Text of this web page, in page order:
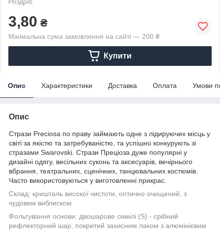
3,80 ₴
Мінімальна сума замовлення на сайті — 200 ₴
Купити
Опис Характеристики Доставка Оплата Умови
Опис
Стрази Preciosa по праву займають одне з лідируючих місць у
світі за якістю та затребуваністю, та успішно конкурують зі
стразами Swarovski. Стрази Преціоза дуже популярні у
дизайні одягу, весільних суконь та аксесуарів, вечірнього
вбрання, театральних, сценічних, танцювальних костюмів.
Часто використовуються у виготовленні прикрас.
Склад: кришталь високої чистоти, оптично очищений, з
чудовим виблиском
Фольгування основи: двошарове симілі (S) - срібний
рефлекторний шар, покритий захисним лаком з алюмінієвим